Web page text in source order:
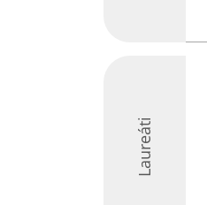
Laureáti